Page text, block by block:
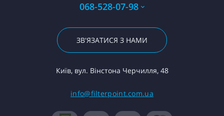
068-528-07-98
ЗВ'ЯЗАТИСЯ З НАМИ
Київ, вул. Вінстона Черчилля, 48
info@filterpoint.com.ua